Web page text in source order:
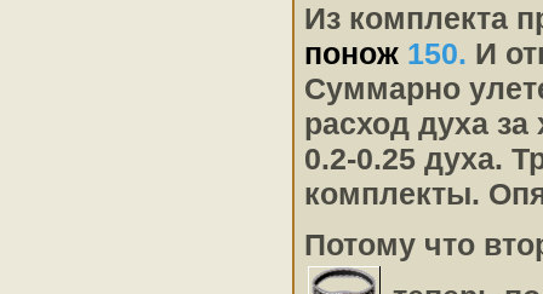
Из комплекта
понож 150. И
Суммарно
расход духа
0.2-0.25 духа.
комплекты.
Потому что